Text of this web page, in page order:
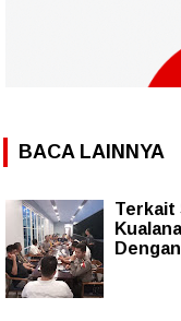
BACA LAINNYA
Terkait
Dengan